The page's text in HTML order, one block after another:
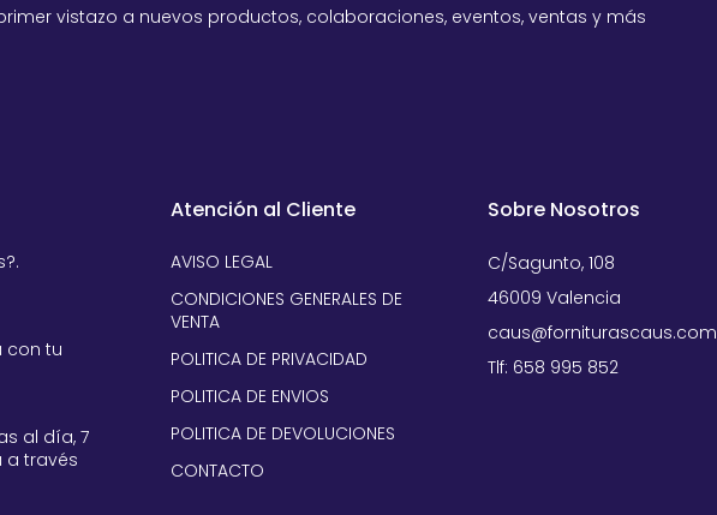
vistazo a nuevos productos, colaboraciones, eventos, ventas y más
con tu
al día, 7
a través
Atención al Cliente
AVISO LEGAL
CONDICIONES GENERALES DE
VENTA
POLITICA DE PRIVACIDAD
POLITICA DE ENVIOS
POLITICA DE DEVOLUCIONES
CONTACTO
Sobre Nosotros
C/Sagunto, 108
46009 Valencia
caus@forniturascaus.com
Tlf: 658 995 852